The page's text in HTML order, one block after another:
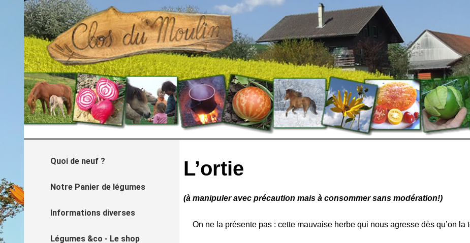
Quoi de neuf ?
Notre Panier de légumes
Informations diverses
Légumes &co - Le shop
L’ortie
(à manipuler avec précaution mais à consommer sans modération!)
On ne la présente pas : cette mauvaise herbe qui nous agresse dès qu’on la